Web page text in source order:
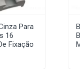
Para
16
Fixação